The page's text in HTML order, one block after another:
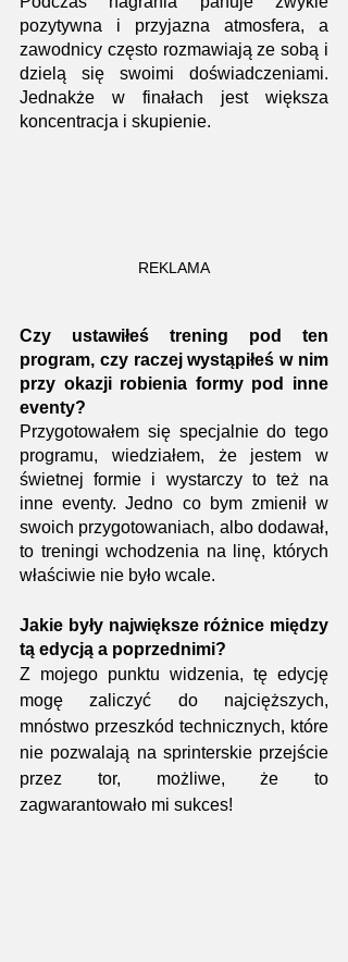
pozytywna i przyjazna atmosfera, a
zawodnicy często rozmawiają ze sobą i
dzielą się swoimi doświadczeniami.
Jednakże w finałach jest większa
koncentracja i skupienie.
REKLAMA
Czy ustawiłeś trening pod ten
program, czy raczej wystąpiłeś w nim
przy okazji robienia formy pod inne
eventy?
Przygotowałem się specjalnie do tego
programu, wiedziałem, że jestem w
świetnej formie i wystarczy to też na
inne eventy. Jedno co bym zmienił w
swoich przygotowaniach, albo dodawał,
to treningi wchodzenia na linę, których
właściwie nie było wcale.
Jakie były największe różnice między
tą edycją a poprzednimi?
Z mojego punktu widzenia, tę edycję
mogę zaliczyć do najcięższych,
mnóstwo przeszkód technicznych, które
nie pozwalają na sprinterskie przejście
przez tor, możliwe, że to
zagwarantowało mi sukces!